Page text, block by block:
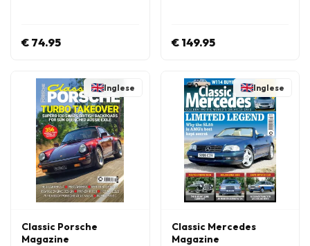
€ 74.95 € 149.95
Inglese
Classic Porsche
Magazine
Inglese
Classic Mercedes
Magazine